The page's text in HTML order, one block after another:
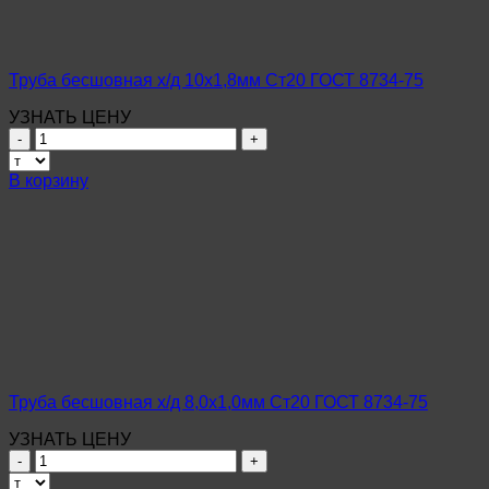
Труба бесшовная х/д 10х1,8мм Ст20 ГОСТ 8734-75
УЗНАТЬ ЦЕНУ
Количество
товара
Труба
бесшовная
В корзину
Труба бесшовная х/д 8,0х1,0мм Ст20 ГОСТ 8734-75
УЗНАТЬ ЦЕНУ
Количество
товара